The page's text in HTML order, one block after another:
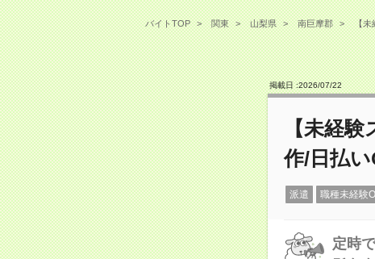
バイトTOP 関東 山梨県 南巨摩郡 【未
掲載日 :2026/07/22
【未経
作/日払
派遣 職種未経験
定時